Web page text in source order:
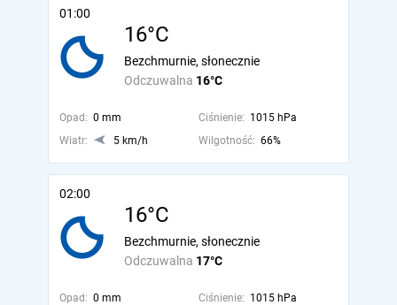
01:00
16°C
Odczuwalna 16°C
Bezchmurnie, słonecznie
Opad: 0 mm Ciśnienie: 1015 hPa
Wiatr:
5 km/h Wilgotność: 66%
02:00
16°C
Odczuwalna 17°C
Bezchmurnie, słonecznie
Opad: 0 mm Ciśnienie: 1015 hPa